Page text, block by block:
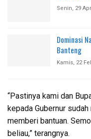
Senin, 29
Dominasi
Banteng
Kamis, 22
“Pastinya kami dan
kepada Gubernur
memberi bantuan.
beliau,” terangnya.